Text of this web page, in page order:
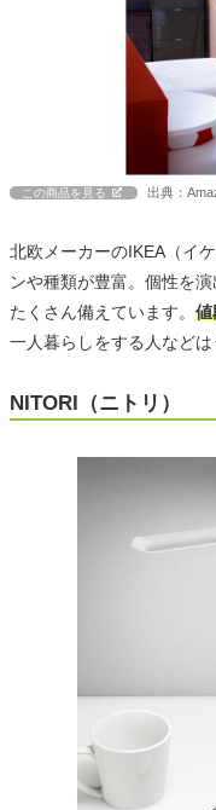
この商品を見る 出典：
北欧メーカーのIKEA（イ
ンや種類が豊富。個性を
たくさん備えています。 値
一人暮らしをする人などは
NITORI（ニトリ）